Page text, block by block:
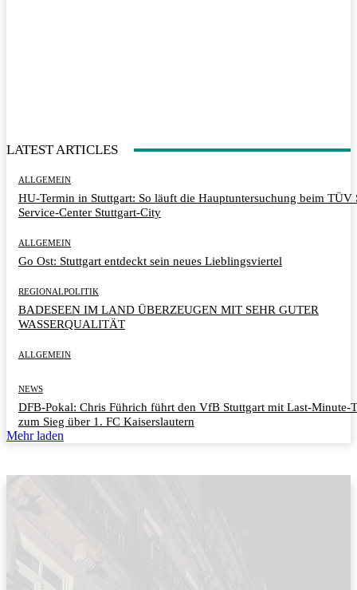
LATEST ARTICLES
ALLGEMEIN
HU-Termin in Stuttgart: So läuft die Hauptuntersuchung beim TÜV
Service-Center Stuttgart-City
ALLGEMEIN
Go Ost: Stuttgart entdeckt sein neues Lieblingsviertel
REGIONALPOLITIK
BADESEEN IM LAND ÜBERZEUGEN MIT SEHR GUTER
WASSERQUALITÄT
ALLGEMEIN
NEWS
DFB-Pokal: Chris Führich führt den VfB Stuttgart mit Last-Minute-
zum Sieg über 1. FC Kaiserslautern
Mehr laden